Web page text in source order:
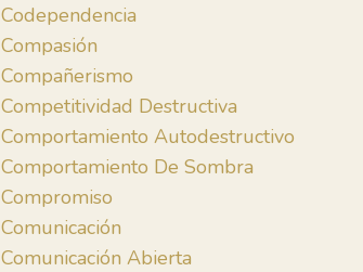
Codependencia
Compasión
Compañerismo
Competitividad Destructiva
Comportamiento Autodestructivo
Comportamiento De Sombra
Compromiso
Comunicación
Comunicación Abierta